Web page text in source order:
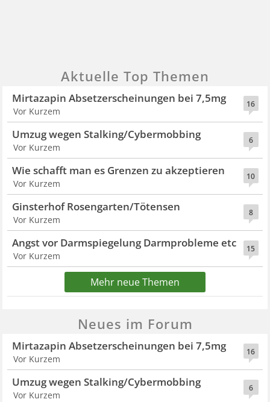
Aktuelle Top Themen
16
Mirtazapin Absetzerscheinungen bei 7,5mg
Vor Kurzem
6
Umzug wegen Stalking/Cybermobbing
Vor Kurzem
10
Wie schafft man es Grenzen zu akzeptieren
Vor Kurzem
8
Ginsterhof Rosengarten/Tötensen
Vor Kurzem
15
Angst vor Darmspiegelung Darmprobleme etc
Vor Kurzem
Mehr neue Themen
Neues im Forum
16
Mirtazapin Absetzerscheinungen bei 7,5mg
Vor Kurzem
6
Umzug wegen Stalking/Cybermobbing
Vor Kurzem